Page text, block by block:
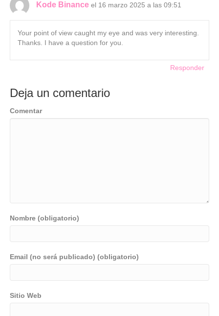
Kode Binance el 16 marzo 2025 a las 09:51
Your point of view caught my eye and was very interesting.
Thanks. I have a question for you.
Responder
Deja un comentario
Comentar
Nombre (obligatorio)
Email (no será publicado) (obligatorio)
Sitio Web